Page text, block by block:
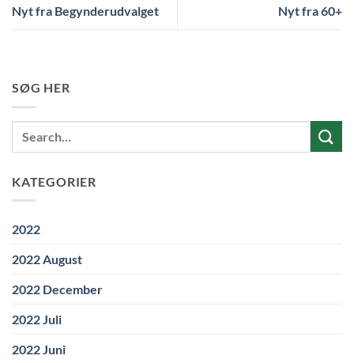
Nyt fra Begynderudvalget Nyt fra 60+
SØG HER
KATEGORIER
2022
2022 August
2022 December
2022 Juli
2022 Juni